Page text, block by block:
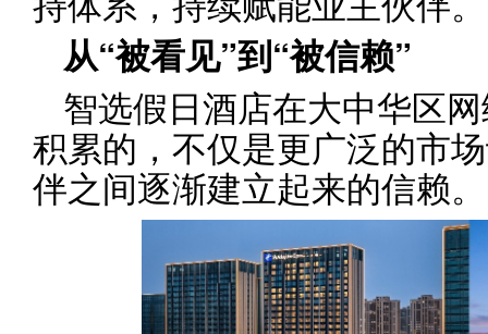
从“被看见”到“被信赖”
智选假日酒店在大中华区
积累的，不仅是更广泛的市
伴之间逐渐建立起来的信赖。